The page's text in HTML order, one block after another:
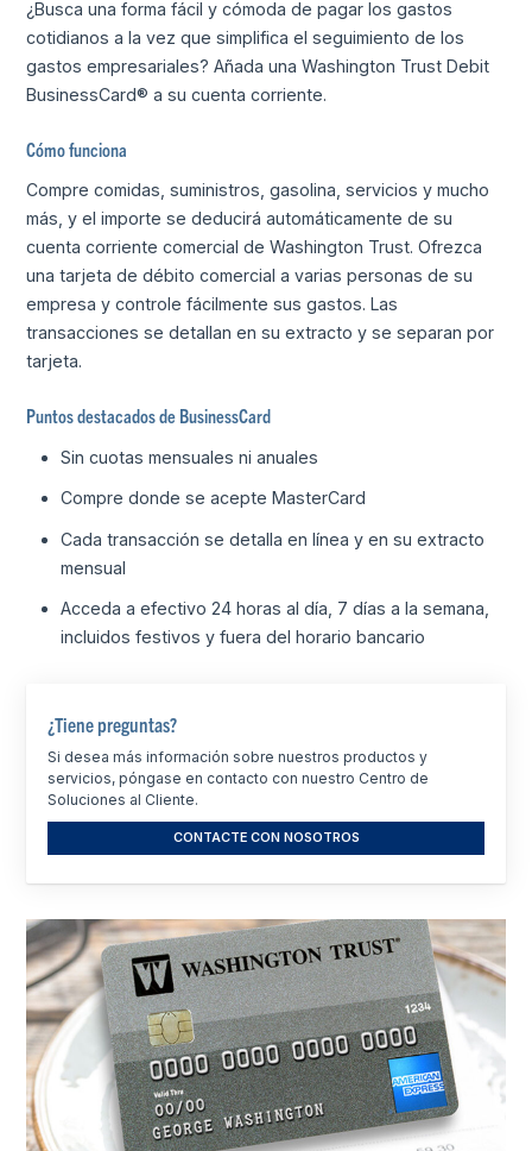
¿Busca una forma fácil y cómoda de pagar los gastos
cotidianos a la vez que simplifica el seguimiento de los
gastos empresariales? Añada una Washington Trust Debit
BusinessCard® a su cuenta corriente.
Cómo funciona
Compre comidas, suministros, gasolina, servicios y mucho
más, y el importe se deducirá automáticamente de su
cuenta corriente comercial de Washington Trust. Ofrezca
una tarjeta de débito comercial a varias personas de su
empresa y controle fácilmente sus gastos. Las
transacciones se detallan en su extracto y se separan por
tarjeta.
Puntos destacados de BusinessCard
Sin cuotas mensuales ni anuales
Compre donde se acepte MasterCard
Cada transacción se detalla en línea y en su extracto
mensual
Acceda a efectivo 24 horas al día, 7 días a la semana,
incluidos festivos y fuera del horario bancario
¿Tiene preguntas?
Si desea más información sobre nuestros productos y
servicios, póngase en contacto con nuestro Centro de
Soluciones al Cliente.
CONTACTE CON NOSOTROS